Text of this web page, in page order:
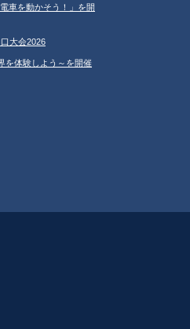
車を動かそう！」を開
大会2026
を体験しよう～を開催